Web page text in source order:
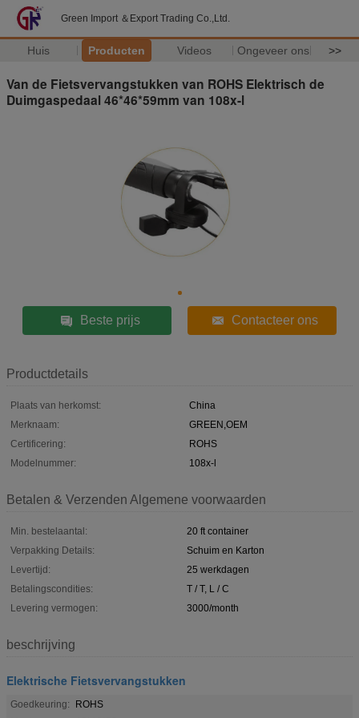
Green Import ＆Export Trading Co.,Ltd.
Huis Producten Videos Ongeveer ons >>
Van de Fietsvervangstukken van ROHS Elektrisch de
Duimgaspedaal 46*46*59mm van 108x-l
Beste prijs Contacteer ons
Productdetails
Plaats van herkomst:
China
Merknaam:
GREEN,OEM
Certificering:
ROHS
Modelnummer:
108x-l
Betalen & Verzenden Algemene voorwaarden
Min. bestelaantal:
20 ft container
Verpakking Details:
Schuim en Karton
Levertijd:
25 werkdagen
Betalingscondities:
T / T, L / C
Levering vermogen:
3000/month
beschrijving
Elektrische Fietsvervangstukken
Goedkeuring:
ROHS